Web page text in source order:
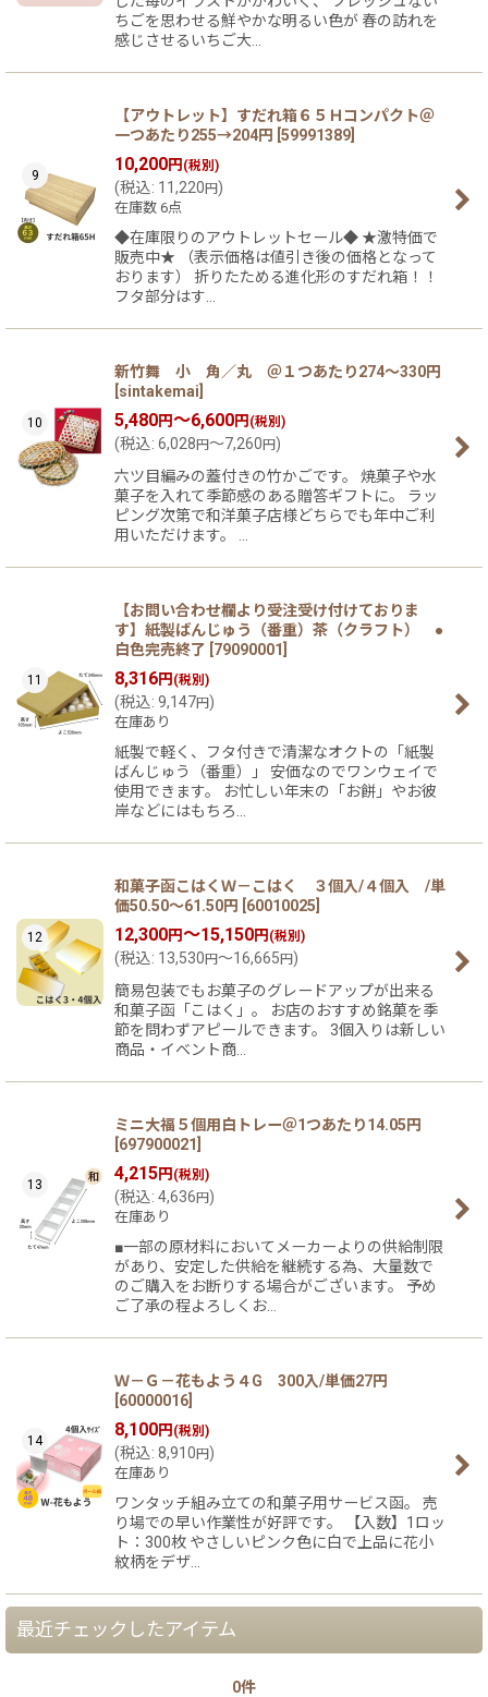
ちごを思わせる鮮やかな明るい色が 春の訪れを
感じさせるいちご大…
9
【アウトレット】すだれ箱６５Ｈコンパクト＠
一つあたり255→204円 59991389
10,200円 (税別)
(税込: 11,220 円 )
在庫数 6点
◆在庫限りのアウトレットセール◆ ★激特価で
販売中★ （表示価格は値引き後の価格となって
おります） 折りたためる進化形のすだれ箱！！
フタ部分はす…
10
新竹舞 小 角／丸 ＠１つあたり274〜330円
sintakemai
5,480円～6,600円 (税別)
(税込: 6,028 円 ～7,260 円 )
六ツ目編みの蓋付きの竹かごです。 焼菓子や水
菓子を入れて季節感のある贈答ギフトに。 ラッ
ピング次第で和洋菓子店様どちらでも年中ご利
用いただけます。 …
11
【お問い合わせ欄より受注受け付けておりま
す】紙製ばんじゅう（番重）茶（クラフト） ●
白色完売終了 79090001
8,316円 (税別)
(税込: 9,147円 )
在庫あり
紙製で軽く、フタ付きで清潔なオクトの「紙製
ばんじゅう（番重）」 安価なのでワンウェイで
使用できます。 お忙しい年末の「お餅」やお彼
岸などにはもちろ…
12
和菓子函こはくＷ－こはく ３個入/４個入 /単
価50.50〜61.50円
60010025
12,300円～15,150円 (税別)
(税込: 13,530 円 ～16,665 円 )
簡易包装でもお菓子のグレードアップが出来る
和菓子函「こはく」。 お店のおすすめ銘菓を季
節を問わずアピールできます。 3個入りは新しい
商品・イベント商…
13
ミニ大福５個用白トレー＠1つあたり14.05円
697900021
4,215円 (税別)
(税込: 4,636 円 )
在庫あり
■一部の原材料においてメーカーよりの供給制限
があり、安定した供給を継続する為、大量数で
のご購入をお断りする場合がございます。 予め
ご了承の程よろしくお…
14
Ｗ－Ｇ－花もよう４G 300入/単価27円
60000016
8,100円 (税別)
(税込: 8,910 円 )
在庫あり
ワンタッチ組み立ての和菓子用サービス函。 売
り場での早い作業性が好評です。 【入数】1ロッ
ト：300枚 やさしいピンク色に白で上品に花小
紋柄をデザ…
最近チェックしたアイテム
0件